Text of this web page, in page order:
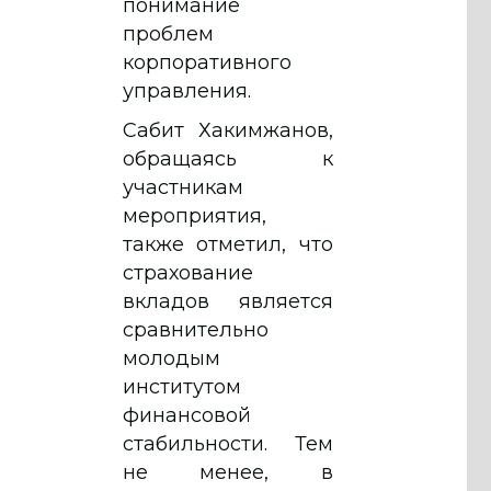
понимание
проблем
корпоративного
управления.
Сабит Хакимжанов,
обращаясь к
участникам
мероприятия,
также отметил, что
страхование
вкладов является
сравнительно
молодым
институтом
финансовой
стабильности. Тем
не менее, в